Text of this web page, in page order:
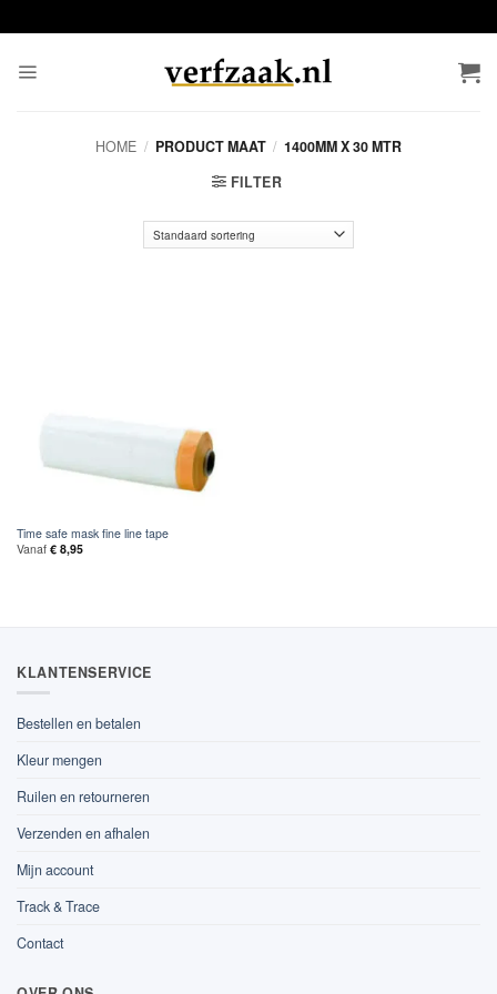
naar
HOME / PRODUCT MAAT / 1400MM X 30 MTR
FILTER
Time safe mask fine line tape
Vanaf €8,95
KLANTENSERVICE
Bestellen en betalen
Kleur mengen
Ruilen en retourneren
Verzenden en afhalen
Mijn account
Track & Trace
Contact